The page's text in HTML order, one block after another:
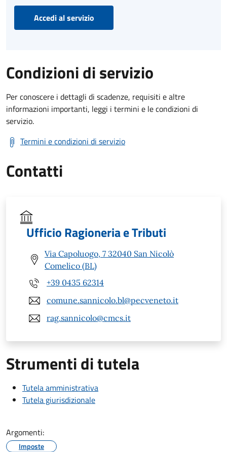
Accedi al servizio
Condizioni di servizio
Per conoscere i dettagli di scadenze, requisiti e altre
informazioni importanti, leggi i termini e le condizioni di
servizio.
Termini e condizioni di servizio
Contatti
Ufficio Ragioneria e Tributi
Via Capoluogo, 7 32040 San Nicolò
Comelico (BL)
+39 0435 62314
comune.sannicolo.bl@pecveneto.it
rag.sannicolo@cmcs.it
Strumenti di tutela
Tutela amministrativa
Tutela giurisdizionale
Argomenti:
Imposte